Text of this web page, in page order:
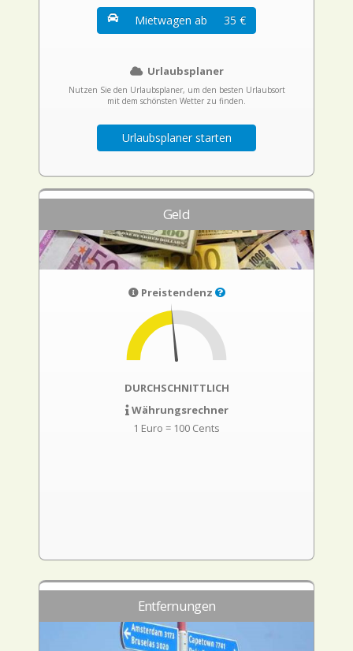
Mietwagen ab 35 €
Urlaubsplaner
Nutzen Sie den Urlaubsplaner, um den besten Urlaubsort
mit dem schönsten Wetter zu finden.
Urlaubsplaner starten
Geld
Preistendenz
DURCHSCHNITTLICH
Währungsrechner
1 Euro = 100 Cents
Entfernungen